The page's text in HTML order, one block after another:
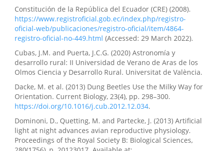
Constitución de la República del Ecuador (CRE) (2008).
https://www.registroficial.gob.ec/index.php/registro-
oficial-web/publicaciones/registro-oficial/item/4864-
registro-oficial-no-449.html (Accessed: 29 March 2022).
Cubas, J.M. and Puerta, J.C.G. (2020) Astronomía y
desarrollo rural: II Universidad de Verano de Aras de los
Olmos Ciencia y Desarrollo Rural. Universitat de València.
Dacke, M. et al. (2013) Dung Beetles Use the Milky Way for
Orientation. Current Biology, 23(4), pp. 298–300.
https://doi.org/10.1016/j.cub.2012.12.034.
Dominoni, D., Quetting, M. and Partecke, J. (2013) Artificial
light at night advances avian reproductive physiology.
Proceedings of the Royal Society B: Biological Sciences,